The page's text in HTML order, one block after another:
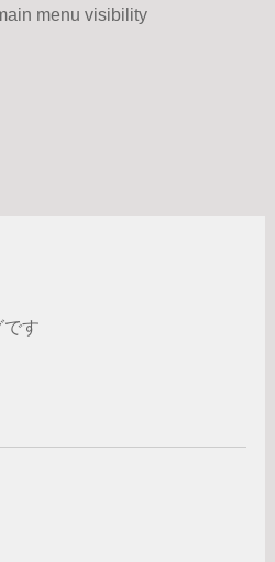
menu visibility
です